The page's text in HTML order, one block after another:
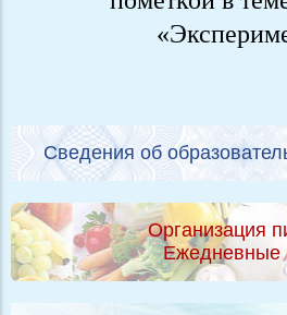
Сведения об
Организация
Ежедневные